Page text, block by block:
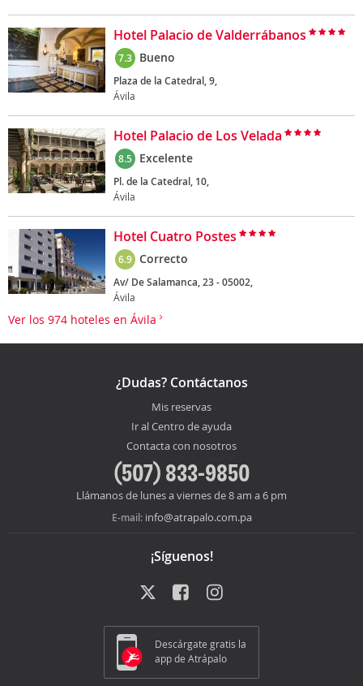
Hotel Palacio de Valderrábanos
7.3 Bueno
Plaza de la Catedral, 9,
Ávila
Hotel Palacio de Los Velada
8.5 Excelente
Pl. de la Catedral, 10,
Ávila
Hotel Cuatro Postes
6.9 Correcto
Av/ De Salamanca, 23 - 05002,
Ávila
Ver los 974 hoteles en Ávila
¿Dudas? Contáctanos
Mis reservas
Ir al Centro de ayuda
Contacta con nosotros
(507) 833-9850
Llámanos de lunes a viernes de 8 am a 6 pm
E-mail: info@atrapalo.com.pa
¡Síguenos!
Descárgate gratis la
app de Atrápalo